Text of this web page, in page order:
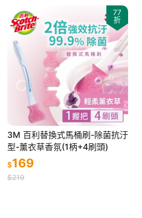
77
折
3M 百利替換式馬桶刷-除菌抗汙
型-薰衣草香氛(1柄+4刷頭)
$169
$219